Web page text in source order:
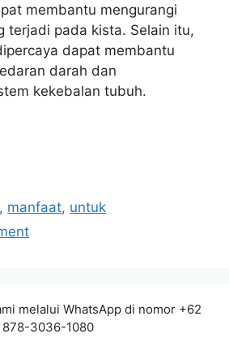
membantu mengurangi
terjadi pada kista. Selain itu,
dapat membantu
darah dan
kekebalan tubuh.
, manfaat, untuk
melalui WhatsApp di nomor +62
878-3036-1080